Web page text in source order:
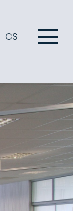
CS